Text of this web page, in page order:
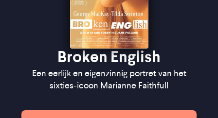
Broken English
Een eerlijk en eigenzinnig portret van het
sixties-icoon Marianne Faithfull